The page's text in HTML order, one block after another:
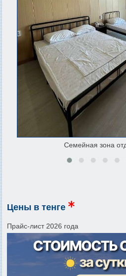
Семейная зона
Цены в тенге
Прайс-лист 2026 года